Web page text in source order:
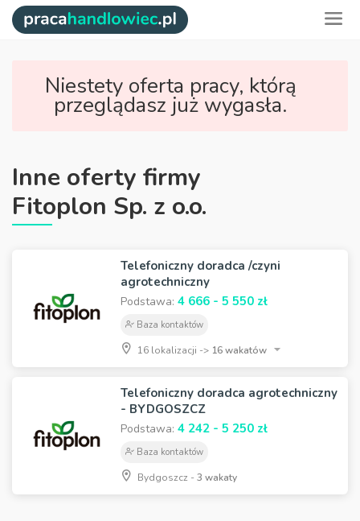
Niestety oferta pracy, którą
przeglądasz już wygasła.
Inne oferty firmy
Fitoplon Sp. z o.o.
Telefoniczny doradca /czyni
agrotechniczny
Podstawa: 4 666 - 5 550 zł
Baza kontaktów
16 lokalizacji -> 16 wakatów
Telefoniczny doradca agrotechniczny
- BYDGOSZCZ
Podstawa: 4 242 - 5 250 zł
Baza kontaktów
Bydgoszcz -3 wakaty